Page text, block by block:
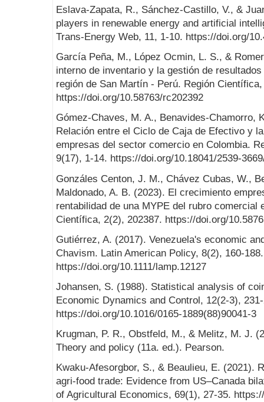
Eslava-Zapata, R., Sánchez-Castillo, V., &
players in renewable energy and artificial
Trans-Energy Web, 11, 1-10. https://doi.org/
García Peña, M., López Ocmin, L. S., &
interno de inventario y la gestión de
región de San Martín - Perú. Región
https://doi.org/10.58763/rc202392
Gómez-Chaves, M. A., Benavides-Chamorro,
Relación entre el Ciclo de Caja de Efectivo y
empresas del sector comercio en Colombia.
9(17), 1-14. https://doi.org/10.18041/2539-
Gonzáles Centon, J. M., Chávez Cubas, W.,
Maldonado, A. B. (2023). El crecimiento
rentabilidad de una MYPE del rubro comercial
Científica, 2(2), 202387. https://doi.org/
Gutiérrez, A. (2017). Venezuela's economic
Chavism. Latin American Policy, 8(2), 160-188.
https://doi.org/10.1111/lamp.12127
Johansen, S. (1988). Statistical analysis of
Economic Dynamics and Control, 12(2-3),
https://doi.org/10.1016/0165-1889(88)90041-3
Krugman, P. R., Obstfeld, M., & Melitz, M. J.
Theory and policy (11a. ed.). Pearson.
Kwaku-Afesorgbor, S., & Beaulieu, E. (2021).
agri-food trade: Evidence from US–Canada
of Agricultural Economics, 69(1), 27-35.